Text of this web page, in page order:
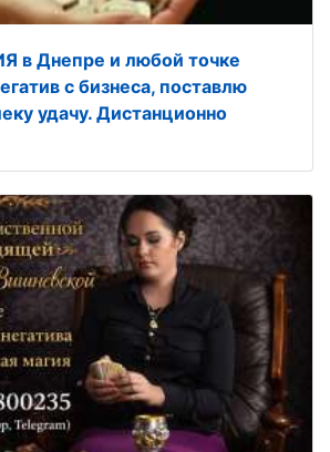
в Днепре и любой точке
с бизнеса, поставлю
удачу. Дистанционно